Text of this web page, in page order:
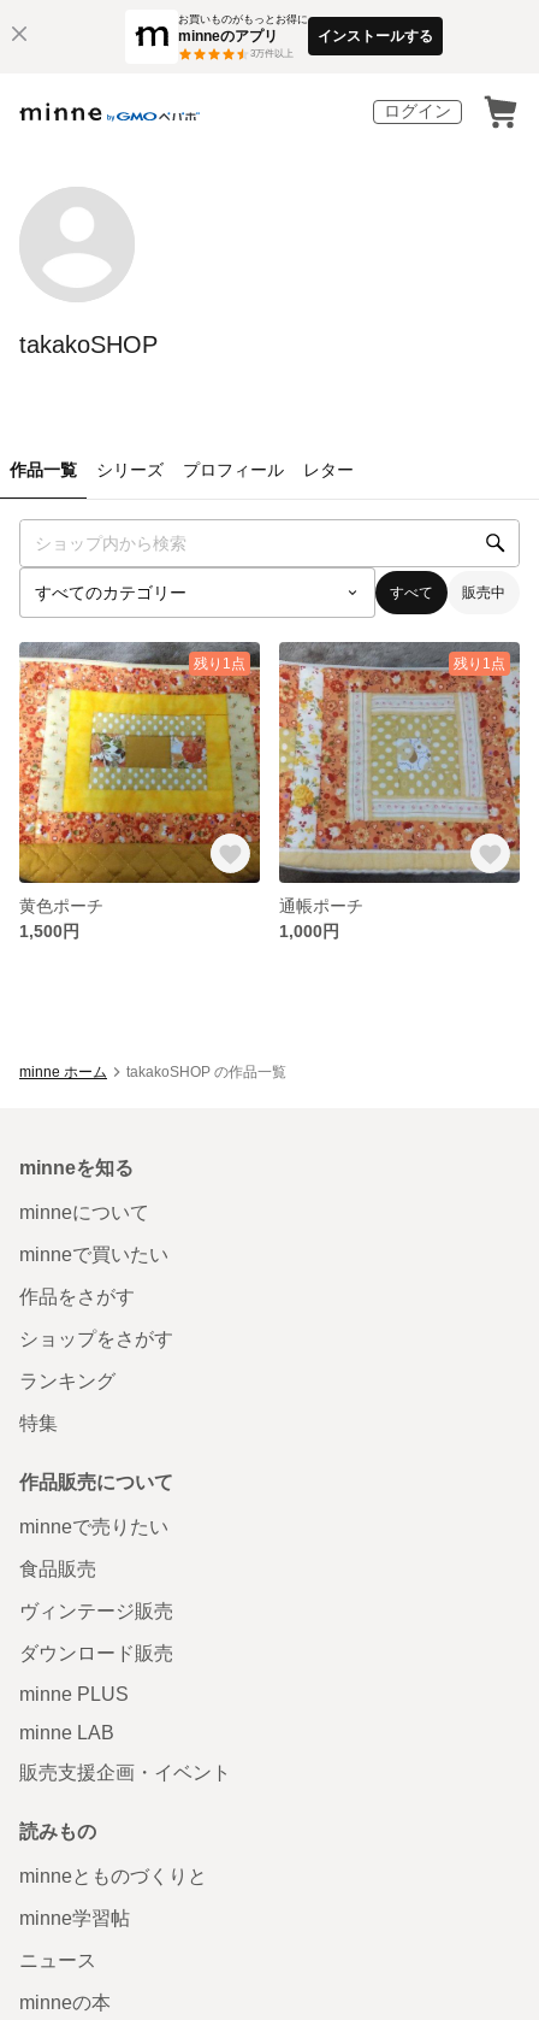
お買いものがもっとお得に
minneのアプリ
3万件以上
インストールする
ログイン
takakoSHOP
作品一覧 シリーズ プロフィール レター
すべて 販売中
残り1点
黄色ポーチ
1,500円
残り1点
通帳ポーチ
1,000円
minne ホーム takakoSHOP の作品一覧
minneを知る
minneについて
minneで買いたい
作品をさがす
ショップをさがす
ランキング
特集
作品販売について
minneで売りたい
食品販売
ヴィンテージ販売
ダウンロード販売
minne PLUS
minne LAB
販売支援企画・イベント
読みもの
minneとものづくりと
minne学習帖
ニュース
minneの本